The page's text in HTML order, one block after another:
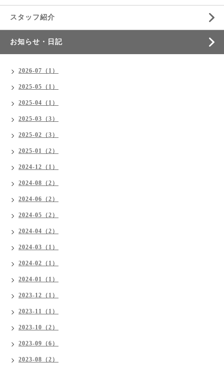
スタッフ紹介
お知らせ・日記
2026-07（1）
2025-05（1）
2025-04（1）
2025-03（3）
2025-02（3）
2025-01（2）
2024-12（1）
2024-08（2）
2024-06（2）
2024-05（2）
2024-04（2）
2024-03（1）
2024-02（1）
2024-01（1）
2023-12（1）
2023-11（1）
2023-10（2）
2023-09（6）
2023-08（2）